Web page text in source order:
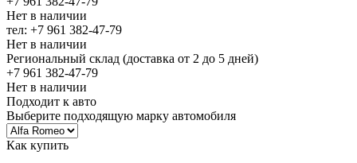
Нет в наличии
тел: +7 961 382-47-79
Нет в наличии
Региональный склад (доставка от 2 до 5 дней)
+7 961 382-47-79
Нет в наличии
Подходит к авто
Выберите подходящую марку автомобиля
Как купить